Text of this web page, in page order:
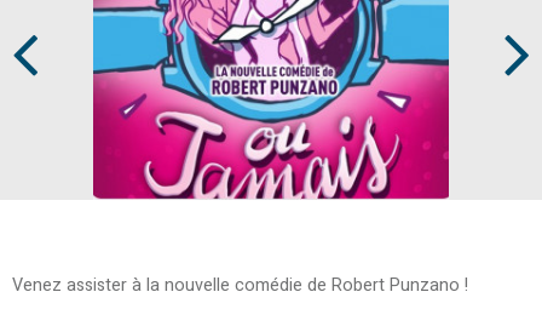
Venez assister à la nouvelle comédie de Robert Punzano !